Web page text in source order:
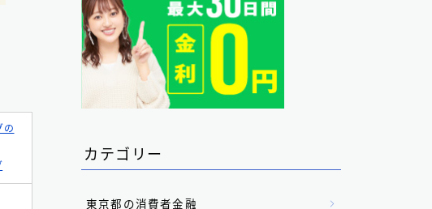
カテゴリー
東京都の消費者金融